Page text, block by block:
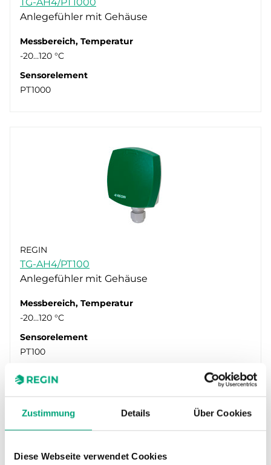
Zustimmung Details Über Cookies
Diese Webseite verwendet Cookies
NI1000-01 (1)
NTC20 (1)
PT100 (1)
PT1000 (1)
Display
IP42 (5)
Anlegefühler mit Gehäuse
Messbereich, Temperatur
-20…120 °C
Sensorelement
PT1000
REGIN
TG-AH4/PT100
Anlegefühler mit Gehäuse
Messbereich, Temperatur
-20…120 °C
Sensorelement
PT100